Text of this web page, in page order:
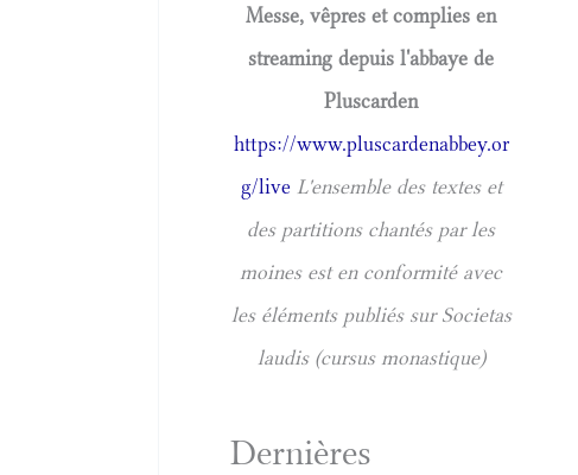
Messe, vêpres et complies en
streaming depuis l'abbaye de
Pluscarden
https://www.pluscardenabbey.or
g/live L'ensemble des textes et
des partitions chantés par les
moines est en conformité avec
les éléments publiés sur Societas
laudis (cursus monastique)
Dernières